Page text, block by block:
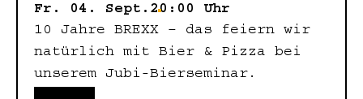
Fr. 04. Sept. 20:00 Uhr
10 Jahre BREXX – das feiern wir
natürlich mit Bier & Pizza bei
unserem Jubi-Bierseminar.